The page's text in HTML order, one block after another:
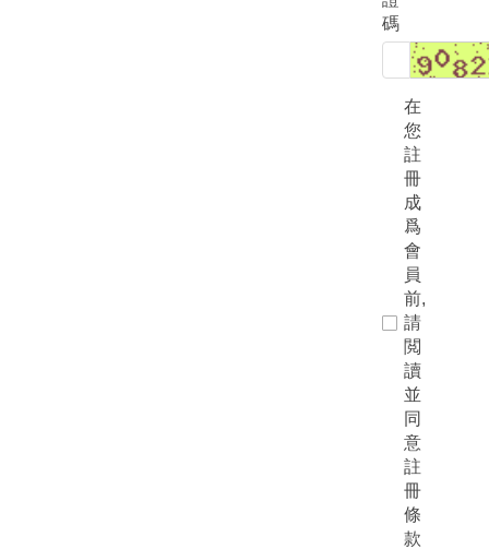
碼
在
您
註
冊
成
爲
會
員
前,
請
閲
讀
並
同
意
註
冊
條
款